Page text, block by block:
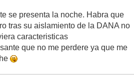
se presenta la noche. Habra que
tras su aislamiento de la DANA no
caracteristicas
que no me perdere ya que me